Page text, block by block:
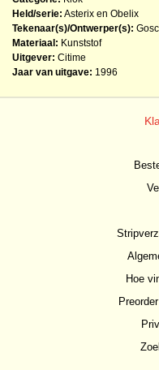
Held/serie: Asterix en Obelix
Tekenaar(s)/Ontwerper(s):
Materiaal: Kunststof
Uitgever: Citime
Jaar van uitgave: 1996
Hoe